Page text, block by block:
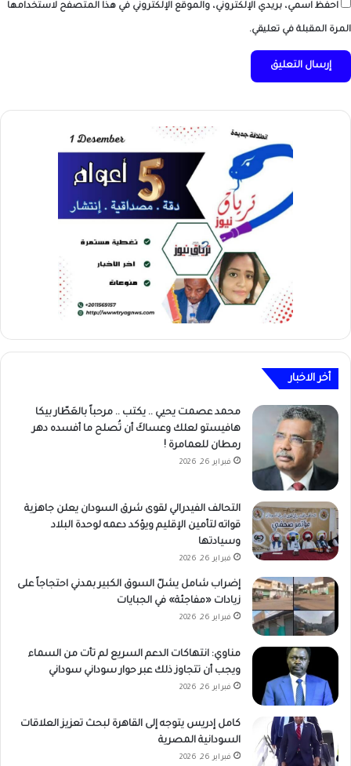
احفظ اسمي، بريدي الإلكتروني، والموقع الإلكتروني في هذا المتصفح لاستخدامها
المرة المقبلة في تعليقي.
أخر الاخبار
محمد عصمت يحيي .. يكتب .. مرحباً بالعَطّار بيكا
هافيستو لعلك وعساكَ أن تُصلح ما أفسده دهر
رمطان للعمامرة !
فبراير 26, 2026
التحالف الفيدرالي لقوى شرق السودان يعلن جاهزية
قواته لتأمين الإقليم ويؤكد دعمه لوحدة البلاد
وسيادتها
فبراير 26, 2026
إضراب شامل يشلّ السوق الكبير بمدني احتجاجاً على
زيادات «مفاجئة» في الجبايات
فبراير 26, 2026
مناوي: انتهاكات الدعم السريع لم تأت من السماء
ويجب أن تتجاوز ذلك عبر حوار سوداني سوداني
فبراير 26, 2026
كامل إدريس يتوجه إلى القاهرة لبحث تعزيز العلاقات
السودانية المصرية
فبراير 26, 2026